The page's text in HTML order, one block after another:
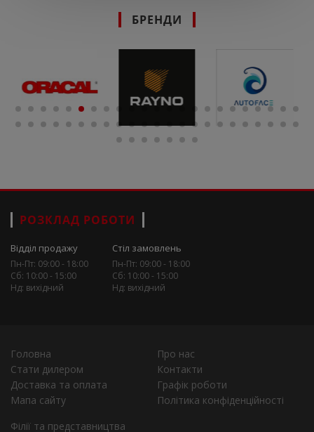
БРЕНДИ
РОЗКЛАД РОБОТИ
Відділ продажу
Пн-Пт: 09:00 - 18:00
Сб: 10:00 - 15:00
Нд: вихідний
Стіл замовлень
Пн-Пт: 09:00 - 18:00
Сб: 10:00 - 15:00
Нд: вихідний
Головна
Про нас
Стати дилером
Контакти
Доставка та оплата
Графік роботи
Мапа сайту
Політика конфіденційності
Філії та представництва